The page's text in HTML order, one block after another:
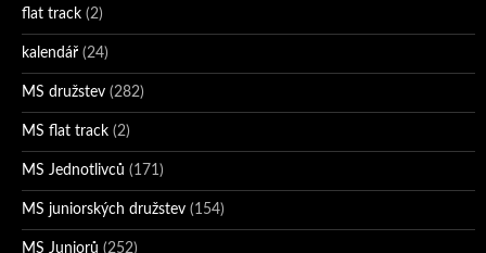
flat track (2)
kalendář (24)
MS družstev (282)
MS flat track (2)
MS Jednotlivců (171)
MS juniorských družstev (154)
MS Juniorů (252)